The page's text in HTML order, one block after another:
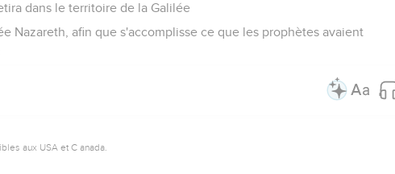
dans le territoire de la Galilée
Nazareth, afin que s'accomplisse ce que les prophètes avaient
aux USA et C anada.